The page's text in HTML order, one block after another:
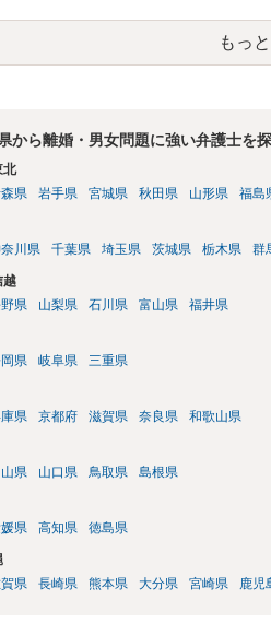
に合致した説明とそれに沿う資料の提
氏変更は様々な意味でハードルがかな
です。、もし本人申立てをお考えであ
もっ
から離婚・男女問題に強い弁護士を
北
県 岩手県 宮城県 秋田県 山形県 福島
川県 千葉県 埼玉県 茨城県 栃木県 群
越
県 山梨県 石川県 富山県 福井県
県 岐阜県 三重県
県 京都府 滋賀県 奈良県 和歌山県
県 山口県 鳥取県 島根県
県 高知県 徳島県
県 長崎県 熊本県 大分県 宮崎県 鹿児